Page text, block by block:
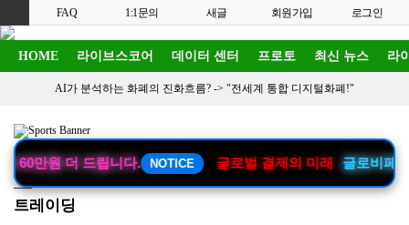
FAQ 1:1문의 새글 회원가입 로그인
HOME 라이브스코어 데이터 센터 프로토 최신 뉴스 라
AI가 분석하는 화폐의 진화흐름? -> "전세계 통합 디지털화폐!"
60만원 더 드립니다. NOTICE 글로벌 결제의 미래 글로비페
트레이딩